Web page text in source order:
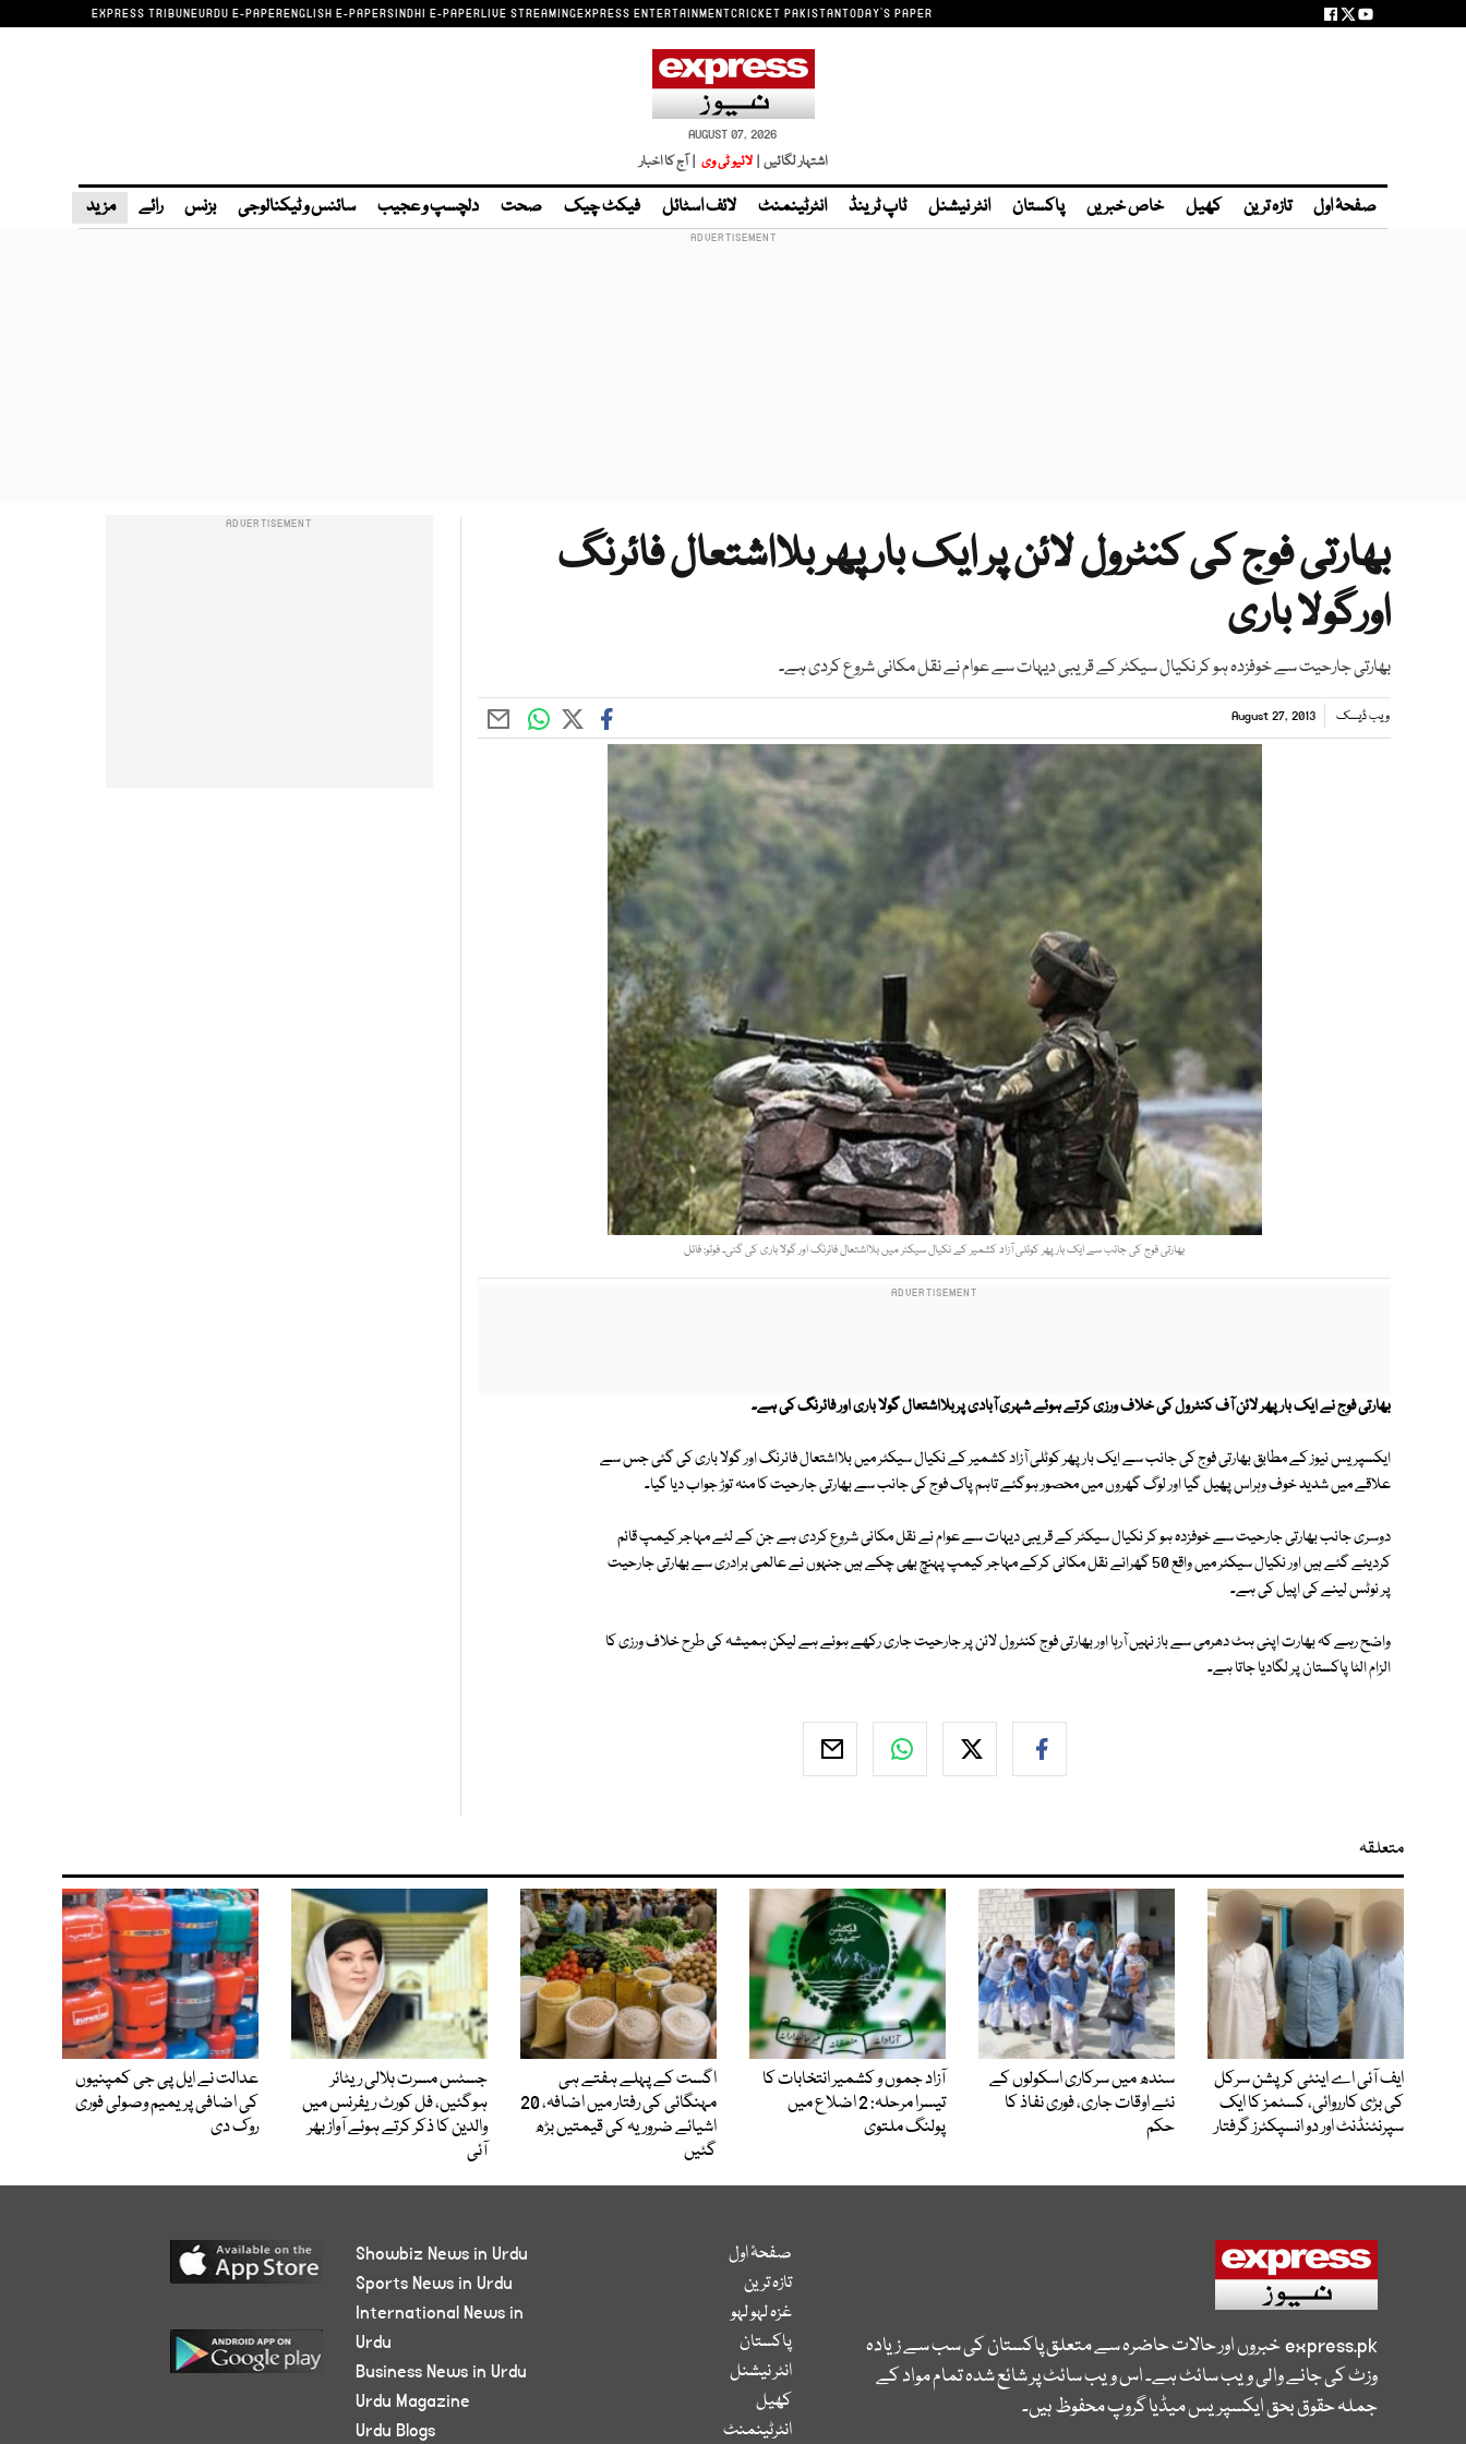
EXPRESS TRIBUNEURDU E-PAPERENGLISH E-PAPERSINDHI E-PAPERLIVE STREAMINGEXPRESS ENTERTAINMENTCRICKET PAKISTANTODAY'S PAPER
AUGUST 07, 2026
اشتہار لگائیں | لائیو ٹی وی | آج کا اخبار
صفحۂ اول تازہ ترین کھیل خاص خبریں پاکستان انٹر نیشنل ٹاپ ٹرینڈ انٹرٹینمنٹ لائف اسٹائل فیکٹ چیک صحت دلچسپ و عجیب سائنس و ٹیکنالوجی بزنس رائے مزید
بھارتی فوج کی کنٹرول لائن پر ایک بار پھر بلااشتعال فائرنگ
اورگولا باری
بھارتی جارحیت سے خوفزدہ ہو کر نکیال سیکٹر کے قریبی دیہات سے عوام نے نقل مکانی شروع کردی ہے۔
ویب ڈیسک August 27, 2013
بھارتی فوج کی جانب سے ایک بار پھر کوٹلی آزاد کشمیر کے نکیال سیکٹر میں بلااشتعال فائرنگ اور گولا باری کی گئی۔ فوٹو: فائل
بھارتی فوج نے ایک بار پھر لائن آف کنٹرول کی خلاف ورزی کرتے ہوئے شہری آبادی پربلااشتعال گولا باری اور فائرنگ کی ہے۔
ایکسپریس نیوز کے مطابق بھارتی فوج کی جانب سے ایک بار پھر کوٹلی آزاد کشمیر کے نکیال سیکٹر میں بلااشتعال فائرنگ اور گولا باری کی گئی جس سے
علاقے میں شدید خوف وہراس پھیل گیا اور لوگ گھروں میں محصور ہوگئے تاہم پاک فوج کی جانب سے بھارتی جارحیت کا منہ توڑ جواب دیا گیا۔
دوسری جانب بھارتی جارحیت سے خوفزدہ ہو کر نکیال سیکٹر کے قریبی دیہات سے عوام نے نقل مکانی شروع کردی ہے جن کے لئے مہاجر کیمپ قائم
کردیئے گئے ہیں اور نکیال سیکٹر میں واقع 50 گھرانے نقل مکانی کرکے مہاجر کیمپ پہنچ بھی چکے ہیں جنہوں نے عالمی برادری سے بھارتی جارحیت
پر نوٹس لینے کی اپیل کی ہے۔
واضح رہے کہ بھارت اپنی ہٹ دھرمی سے باز نہیں آرہا اور بھارتی فوج کنٹرول لائن پر جارحیت جاری رکھے ہوئے ہے لیکن ہمیشہ کی طرح خلاف ورزی کا
الزام الٹا پاکستان پر لگادیا جاتا ہے۔
متعلقہ
ایف آئی اے اینٹی کرپشن سرکل
کی بڑی کارروائی، کسٹمز کا ایک
سپرنٹنڈنٹ اور دو انسپکٹرز گرفتار
سندھ میں سرکاری اسکولوں کے
نئے اوقات جاری، فوری نفاذ کا
حکم
آزاد جموں و کشمیر انتخابات کا
تیسرا مرحلہ: 2 اضلاع میں
پولنگ ملتوی
اگست کے پہلے ہفتے ہی
مہنگائی کی رفتار میں اضافہ، 20
اشیائے ضروریہ کی قیمتیں بڑھ
گئیں
جسٹس مسرت ہلالی ریٹائر
ہوگئیں، فل کورٹ ریفرنس میں
والدین کا ذکر کرتے ہوئے آواز بھر
آئی
عدالت نے ایل پی جی کمپنیوں
کی اضافی پریمیم وصولی فوری
روک دی
express.pkخبروں اور حالات حاضرہ سے متعلق پاکستان کی سب سے زیادہ
وزٹ کی جانے والی ویب سائٹ ہے۔ اس ویب سائٹ پر شائع شدہ تمام مواد کے
جملہ حقوق بحق ایکسپریس میڈیا گروپ محفوظ ہیں۔
صفحۂ اول
تازہ ترین
غزہ لہو لہو
پاکستان
انٹر نیشنل
کھیل
انٹرٹینمنٹ
Showbiz News in Urdu
Sports News in Urdu
International News in
Urdu
Business News in Urdu
Urdu Magazine
Urdu Blogs